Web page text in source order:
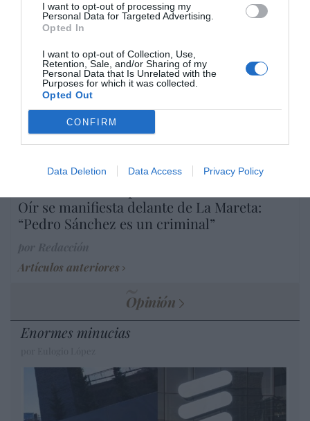
I want to opt-out of processing my
Personal Data for Targeted Advertising.
Opted In
I want to opt-out of Collection, Use,
Retention, Sale, and/or Sharing of my
Personal Data that Is Unrelated with the
Purposes for which it was collected.
Opted Out
CONFIRM
Data Deletion Data Access Privacy Policy
Marcelo Gullo: “El trabajo de desmitificar la
historia, de poner la verdadera, de
desmontar la falsificación, es un trabajo
cristiano"
por Hispanidad
Artículos anteriores
Oír se manifiesta delante de La Mareta:
“Pedro Sánchez es un criminal”
Artículos anteriores
Opinión
Enormes minucias